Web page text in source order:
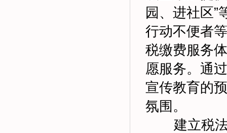
园、进社区”
行动不便者
税缴费服务
愿服务。通
宣传教育的
氛围。
建立税